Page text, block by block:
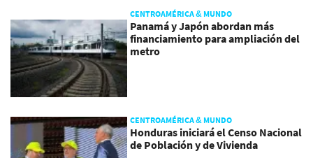
CENTROAMÉRICA & MUNDO
Panamá y Japón abordan más
financiamiento para ampliación del
metro
CENTROAMÉRICA & MUNDO
Honduras iniciará el Censo Nacional
de Población y de Vivienda